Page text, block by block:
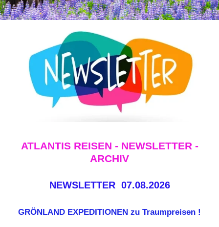
ATLANTIS REISEN - NEWSLETTER -
ARCHIV
NEWSLETTER 07.08.2026
GRÖNLAND EXPEDITIONEN zu Traumpreisen !